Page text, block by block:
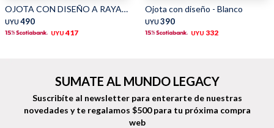
OJOTA CON DISEÑO A RAYAS - Fucsia
UYU 490
UYU 417
Ojota con diseño - Blanco
UYU 390
UYU 332
SUMATE AL MUNDO LEGACY
Suscribíte al newsletter para enterarte de nuestras
novedades y te regalamos $500 para tu próxima compra
web